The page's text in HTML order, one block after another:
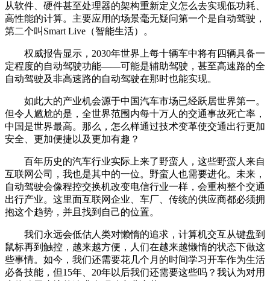
从软件、硬件甚至处理器的架构重新定义怎么去实现低功耗、
高性能的计算。主要应用的场景毫无疑问第一个是自动驾驶，
第二个叫Smart Live（智能生活）。
权威报告显示，2030年世界上每十辆车中将有四辆具备一
定程度的自动驾驶功能——可能是辅助驾驶，甚至高速路的全
自动驾驶及非高速路的自动驾驶在那时也能实现。
如此大的产业机会源于中国汽车市场已经跃居世界第一。
但令人尴尬的是，全世界范围内每十万人的交通事故死亡率，
中国是世界最高。那么，怎么样通过技术变革使交通出行更加
安全、更加便捷以及更加有趣？
百年历史的汽车行业实际上来了野蛮人，这些野蛮人来自
互联网公司，我也是其中的一位。野蛮人也需要进化。未来，
自动驾驶会像程控交换机改变电信行业一样，会重构整个交通
出行产业。这里面互联网企业、车厂、传统的供应商都必须拥
抱这个趋势，并且找到自己的位置。
我们永远会低估人类对懒惰的追求，计算机交互从键盘到
鼠标再到触控，越来越方便，人们在越来越懒惰的状态下做这
些事情。如今，我们还需要花几个月的时间学习开车作为生活
必备技能，但15年、20年以后我们还需要这些吗？我认为对用